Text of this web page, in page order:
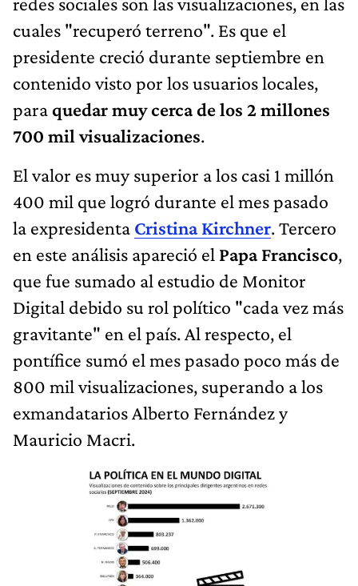
cuales "recuperó terreno". Es que el
presidente creció durante septiembre en
contenido visto por los usuarios locales,
para quedar muy cerca de los 2 millones
700 mil visualizaciones.
El valor es muy superior a los casi 1 millón
400 mil que logró durante el mes pasado
la expresidenta Cristina Kirchner. Tercero
en este análisis apareció el Papa Francisco,
que fue sumado al estudio de Monitor
Digital debido su rol político "cada vez más
gravitante" en el país. Al respecto, el
pontífice sumó el mes pasado poco más de
800 mil visualizaciones, superando a los
exmandatarios Alberto Fernández y
Mauricio Macri.